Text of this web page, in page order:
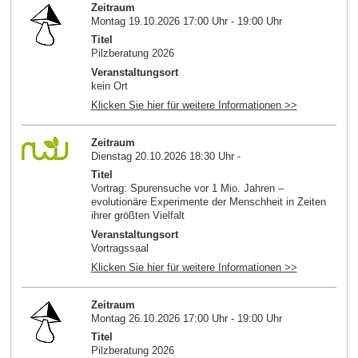
Zeitraum
Montag 19.10.2026 17:00 Uhr - 19:00 Uhr
Titel
Pilzberatung 2026
Veranstaltungsort
kein Ort
Klicken Sie hier für weitere Informationen >>
Zeitraum
Dienstag 20.10.2026 18:30 Uhr -
Titel
Vortrag: Spurensuche vor 1 Mio. Jahren –
evolutionäre Experimente der Menschheit in Zeiten
ihrer größten Vielfalt
Veranstaltungsort
Vortragssaal
Klicken Sie hier für weitere Informationen >>
Zeitraum
Montag 26.10.2026 17:00 Uhr - 19:00 Uhr
Titel
Pilzberatung 2026